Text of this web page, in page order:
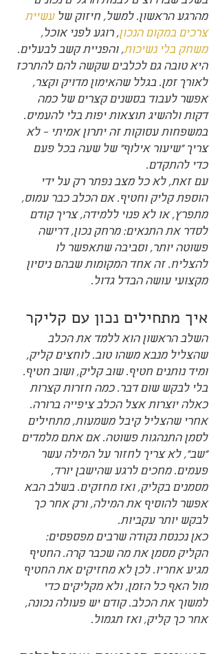
מהרגע הראשון. למשל, חיזוק של עשיית
צרכים במקום הנכון, רוגע לפני אוכל,
משחק בלי נשיכות, והפניית קשב לבעלים.
היא טובה גם לכלבים שקשה להם להתרכז
לאורך זמן. בגלל שהאימון מדויק וקצר,
אפשר לעבוד בסשנים קצרים של כמה
דקות ולהשיג תוצאות יפות בלי להעמיס.
במשפחות עסוקות זה יתרון אמיתי - לא
צריך "שיעור אילוף" של שעה בכל פעם
כדי להתקדם.
עם זאת, לא כל מצב נפתר רק על ידי
הוספת קליק וחטיף. אם הכלב כבר עמוס,
מתפרץ, או לא פנוי ללמידה, צריך קודם
לסדר את התנאים: מרחק נכון, דרישה
פשוטה יותר, וסביבה שתאפשר לו
להצליח. זה אחד המקומות שבהם ניסיון
מקצועי עושה הבדל גדול.
איך מתחילים נכון עם קליקר
השלב הראשון הוא ללמד את הכלב
שהצליל מנבא משהו טוב. לוחצים קליק,
ומיד נותנים חטיף. שוב קליק, ושוב חטיף.
בלי לבקש שום דבר. כמה חזרות קצרות
כאלה יוצרות אצל הכלב ציפייה ברורה.
אחרי שהצליל קיבל משמעות, מתחילים
לסמן התנהגות פשוטה. אם אתם מלמדים
"שב", לא צריך לחזור על המילה עשר
פעמים. מחכים לרגע שהישבן יורד,
מסמנים בקליק, ואז מחזקים. בשלב הבא
אפשר להוסיף את המילה, ורק אחר כך
לבקש יותר עקביות.
כאן נכנסת נקודה שרבים מפספסים:
הקליק מסמן את מה שכבר קרה. החטיף
מגיע אחריו. לכן לא מחזיקים את החטיף
מול האף כל הזמן, ולא מקליקים כדי
למשוך את הכלב. קודם יש פעולה נכונה,
אחר כך קליק, ואז תגמול.